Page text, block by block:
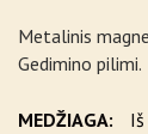
Metalinis
Gedimino pilimi.
MEDŽIAGA: